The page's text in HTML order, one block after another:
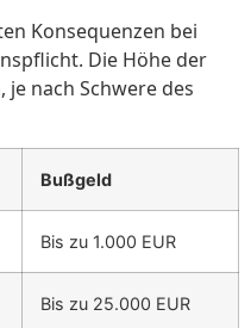
Konsequenzen bei
Die Höhe der
nach Schwere des
Bußgeld
Bis zu 1.000 EUR
Bis zu 25.000 EUR